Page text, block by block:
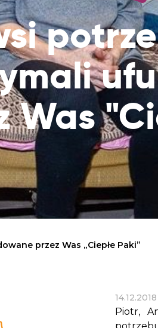
Pilna Pomoc
Przekaż pomoc tam, gdzie jest
najbardziej potrzebna
Dobroczynne24
Zrób zakupy dla potrzebujących w
markecie z dobrymi uczynkami
Warzywniak Charbela
Zrób zakupy u niewidomego
wspieraj Głodnych
Co już zrobiliśmy
Przeczytaj historie
pomogliśmy
Gdzie działamy
Sprawdź listę
Twoja pomoc
Sprawozdania
Zweryfikuj, w jaki
przekazane
Cele statutowe
Sprawdź cele
Kontakt
Was
przez Was „Ciepłe Paki”
14.12.2018
Piotr,